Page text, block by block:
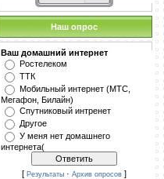
Наш опрос
Ваш домашний интернет
Ростелеком
ТТК
Мобильный интернет (МТС,
Мегафон, Билайн)
Спутниковый интренет
Другое
У меня нет домашнего
интернета(
[ Результаты · Архив опросов ]